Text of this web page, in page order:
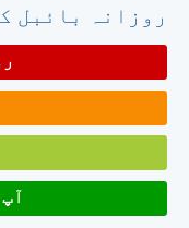
روزانہ بائبل